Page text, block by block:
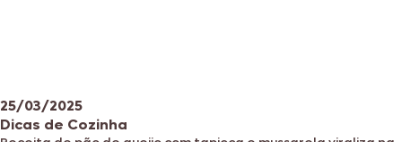
25/03/2025
Dicas de Cozinha